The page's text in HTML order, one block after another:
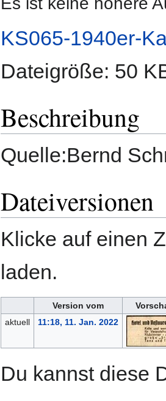
KS065-1940er-
Dateigröße: 50
Beschreibung
Quelle:Bernd
Dateiversionen
Klicke auf einen
laden.
Version vom
aktuell
11:18, 11. Jan. 2022
Du kannst diese